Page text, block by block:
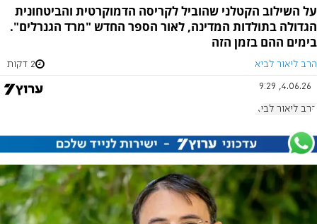
על השילוב הקטלני שהוביל לקריסה הדמוקרטית והביטחונית
הגדולה בתולדות המדינה, לאור הספר החדש "מרד הגנרלים".
בימים ההם בזמן הזה
הרב ליאור לביא 2 דקות
4.06.26, 9:29
הרב ליאור לביא